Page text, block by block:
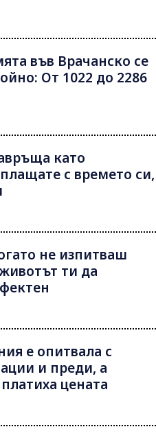
във Врачанско се
От 1022 до 2286
като
с времето си,
не изпитваш
ти да
е опитвала с
и преди, а
цената